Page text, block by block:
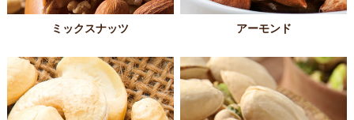
ミックスナッツ アーモンド